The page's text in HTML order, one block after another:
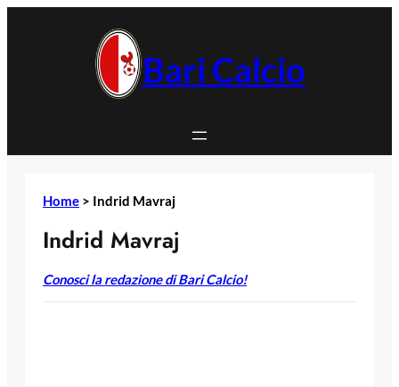
Bari Calcio
Home > Indrid Mavraj
Indrid Mavraj
Conosci la redazione di Bari Calcio!